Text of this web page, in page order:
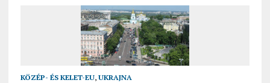
KÖZÉP- ÉS KELET-EU, UKRAJNA